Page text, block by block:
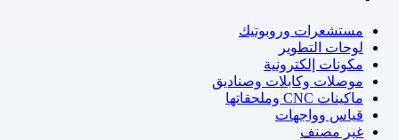
مستشعرات وروبوتيك
لوحات التطوير
مكونات إلكترونية
موصلات وكابلات وصناديق
ماكينات CNC وملحقاتها
قياس وواجهات
غير مصنف